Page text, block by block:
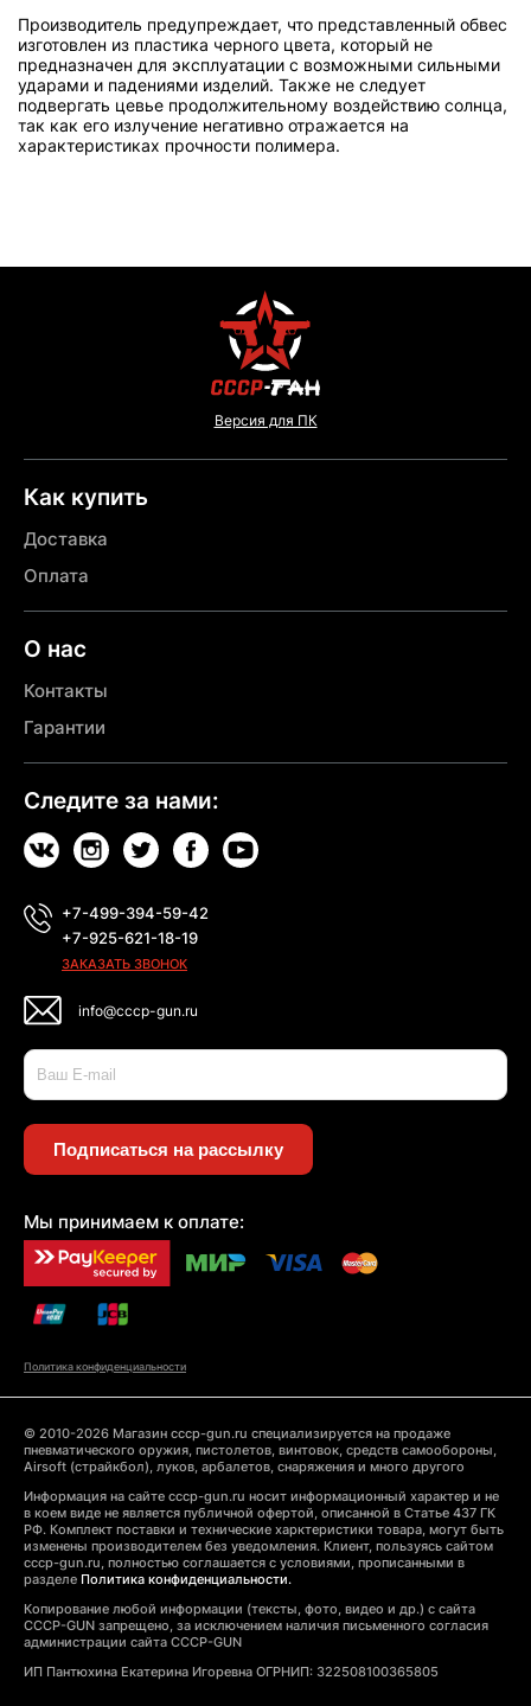
Производитель предупреждает, что представленный обвес
изготовлен из пластика черного цвета, который не
предназначен для эксплуатации с возможными сильными
ударами и падениями изделий. Также не следует
подвергать цевье продолжительному воздействию солнца,
так как его излучение негативно отражается на
характеристиках прочности полимера.
Версия для ПК
Как купить
Доставка
Оплата
О нас
Контакты
Гарантии
Следите за нами:
+7-499-394-59-42
+7-925-621-18-19
ЗАКАЗАТЬ ЗВОНОК
info@cccp-gun.ru
Подписаться на рассылку
Мы принимаем к оплате:
Политика конфиденциальности
© 2010-2026 Магазин cccp-gun.ru специализируется на продаже
пневматического оружия, пистолетов, винтовок, средств самообороны,
Airsoft (страйкбол), луков, арбалетов, снаряжения и много другого
Информация на сайте cccp-gun.ru носит информационный характер и не
в коем виде не является публичной офертой, описанной в Статье 437 ГК
РФ. Комплект поставки и технические харктеристики товара, могут быть
изменены производителем без уведомления. Клиент, пользуясь сайтом
cccp-gun.ru, полностью соглашается с условиями, прописанными в
разделе Политика конфиденциальности.
Копирование любой информации (тексты, фото, видео и др.) с сайта
CCCP-GUN запрещено, за исключением наличия письменного согласия
администрации сайта CCCP-GUN
ИП Пантюхина Екатерина Игоревна ОГРНИП: 322508100365805